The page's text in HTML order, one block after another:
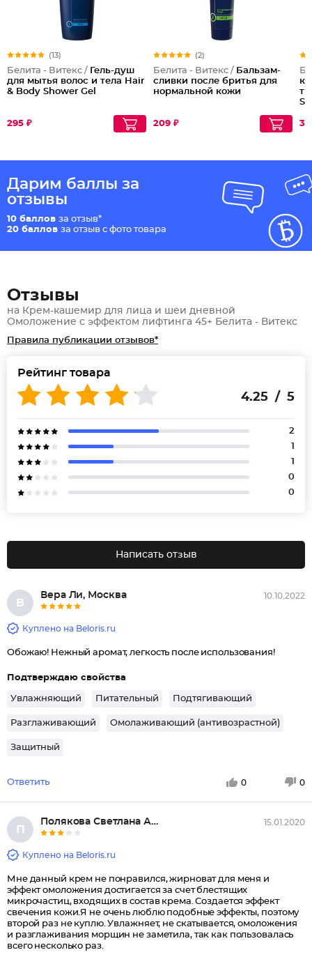
(13)
Белита - Витекс / Гель-душ
для мытья волос и тела Hair
& Body Shower Gel
295 ₽
(2)
Белита - Витекс / Бальзам-
сливки после бритья для
нормальной кожи
209 ₽
Дарим баллы за
отзывы
10 баллов за отзыв*
20 баллов за отзыв с фото товара
Отзывы
на Крем-кашемир для лица и шеи дневной
Омоложение с эффектом лифтинга 45+ Белита - Витекс
Правила публикации отзывов*
Рейтинг товара
4.25 / 5
2
1
1
0
0
Написать отзыв
В
Вера Ли, Москва 10.10.2022
Куплено на Beloris.ru
Обожаю! Нежный аромат, легкость после использования!
Подтверждаю свойства
Увлажняющий Питательный Подтягивающий
Разглаживающий Омолаживающий (антивозрастной)
Защитный
Ответить 0 0
П
Полякова Светлана Александровн... 15.01.2020
Куплено на Beloris.ru
Мне данный крем не понравился, жирноват для меня и
эффект омоложения достигается за счет блестящих
микрочастиц, входящих в состав крема. Создается эффект
свечения кожи.Я не очень люблю подобные эффекты, поэтому
второй раз не куплю. Увлажняет, не скатывается, омоложения
и разглаживания морщин не заметила, так как пользовалась
всего несколько раз.